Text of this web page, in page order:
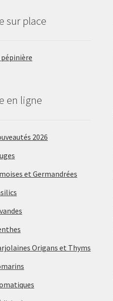
sur place
pépinière
en ligne
2026
et Germandrées
Origans et Thyms